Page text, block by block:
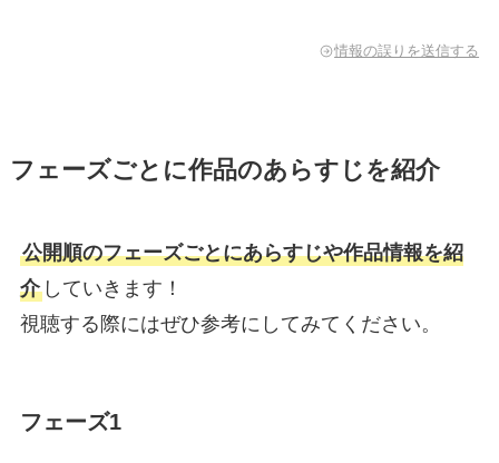
情報の誤りを送信する
フェーズごとに作品のあらすじを紹介
公開順のフェーズごとにあらすじや作品情報を紹
介していきます！
視聴する際にはぜひ参考にしてみてください。
フェーズ1